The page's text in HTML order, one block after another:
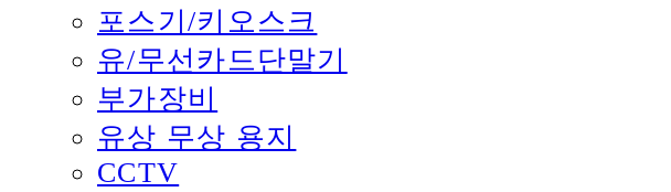
포스기/키오스크
유/무선카드단말기
부가장비
유상 무상 용지
CCTV